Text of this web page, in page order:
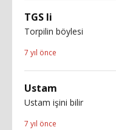
TGS li
Torpilin böylesi
7 yıl önce
Ustam
Ustam işini bilir
7 yıl önce